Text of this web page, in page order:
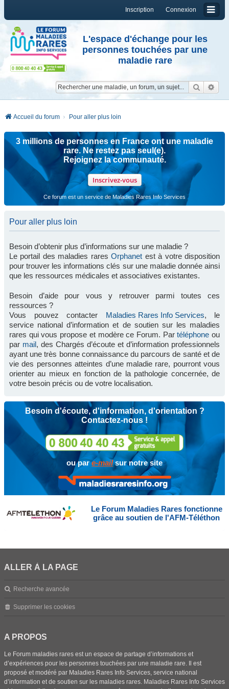
Connexion
Inscription
L'espace d'échange pour les
personnes touchées par une
maladie rare
Accueil du forum Pour aller plus loin
3 millions de personnes en France ont une maladie
rare. Ne restez pas seul(e).
Rejoignez la communauté.
Inscrivez-vous
Ce forum est un service de Maladies Rares Info Services
Pour aller plus loin
Besoin d’obtenir plus d’informations sur une maladie ?
Le portail des maladies raresOrphanet est à votre disposition
pour trouver les informations clés sur une maladie donnée ainsi
que les ressources médicales et associatives existantes.
Besoin d’aide pour vous y retrouver parmi toutes ces
ressources ?
Vous pouvez contacter Maladies Rares Info Services, le
service national d’information et de soutien sur les maladies
rares qui vous propose et modère ce Forum. Partéléphone ou
par mail, des Chargés d’écoute et d’information professionnels
ayant une très bonne connaissance du parcours de santé et de
vie des personnes atteintes d’une maladie rare, pourront vous
orienter au mieux en fonction de la pathologie concernée, de
votre besoin précis ou de votre localisation.
Besoin d'écoute, d'information, d'orientation ?
Contactez-nous !
ou pare-mailsur notre site
Le Forum Maladies Rares fonctionne
grâce au soutien de l'AFM-Téléthon
ALLER À LA PAGE
Recherche avancée
Supprimer les cookies
A PROPOS
Le Forum maladies rares est un espace de partage d’informations et
d’expériences pour les personnes touchées par une maladie rare. Il est
proposé et modéré par Maladies Rares Info Services, service national
d’information et de soutien sur les maladies rares. Maladies Rares Info Services